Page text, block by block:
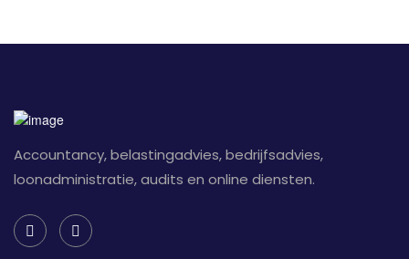
Accountancy, belastingadvies, bedrijfsadvies,
loonadministratie, audits en online diensten.